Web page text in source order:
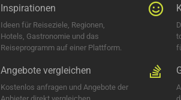
Inspirationen
Ideen für Reiseziele, Regionen,
Hotels, Gastronomie und das
Reiseprogramm auf einer Plattform.
Angebote vergleichen
Kostenlos anfragen und Angebote der